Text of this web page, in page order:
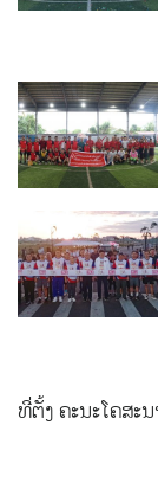
ທີ່ຕັ້ງ ຄະນະໂຄສະ